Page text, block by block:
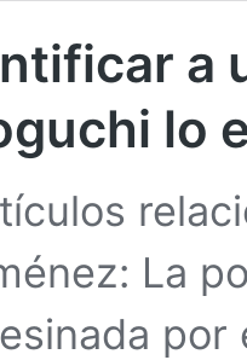
a
lo
La
por